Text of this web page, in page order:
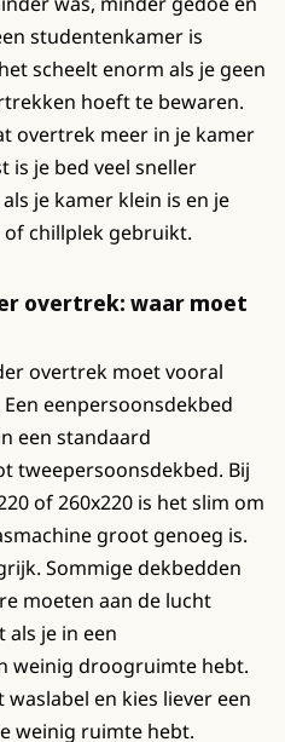
studentenkamer is
scheelt enorm als je geen
hoeft te bewaren.
overtrek meer in je kamer
is je bed veel sneller
je kamer klein is en je
chillplek gebruikt.
overtrek: waar moet
overtrek moet vooral
eenpersoonsdekbed
een standaard
tweepersoonsdekbed. Bij
of 260x220 is het slim om
groot genoeg is.
Sommige dekbedden
moeten aan de lucht
als je in een
weinig droogruimte hebt.
en kies liever een
weinig ruimte hebt.